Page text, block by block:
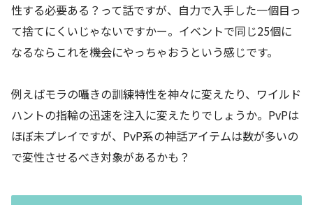
性する必要ある？って話ですが、自力で入手した一個目っ
て捨てにくいじゃないですかー。イベントで同じ25個に
なるならこれを機会にやっちゃおうという感じです。
例えばモラの囁きの訓練特性を神々に変えたり、ワイルド
ハントの指輪の迅速を注入に変えたりでしょうか。PvPは
ほぼ未プレイですが、PvP系の神話アイテムは数が多いの
で変性させるべき対象があるかも？